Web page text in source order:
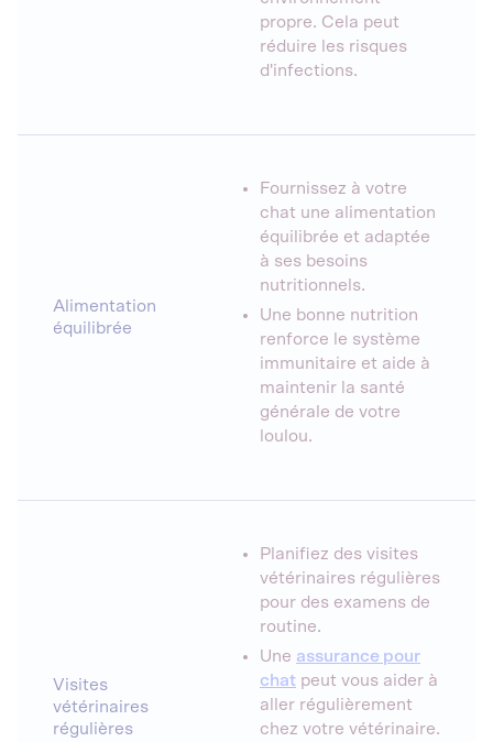
propre. Cela peut
réduire les risques
d'infections.
Alimentation
équilibrée
Fournissez à votre
chat une alimentation
équilibrée et adaptée
à ses besoins
nutritionnels.
Une bonne nutrition
renforce le système
immunitaire et aide à
maintenir la santé
générale de votre
loulou.
Visites
vétérinaires
régulières
Planifiez des visites
vétérinaires régulières
pour des examens de
routine.
Une assurance pour
chat peut vous aider à
aller régulièrement
chez votre vétérinaire.